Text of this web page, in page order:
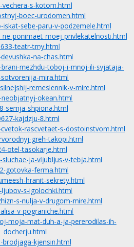
vechera-s-kotom.html
boec-urodomen.html
sebe-paru-v-podzemele.html
ponimaet-moej-privlekatelnosti.html
teatr-tmy.html
na-chas.html
mezhdu-toboj-i-mnoj-ili-svjataja-
mira.html
remeslennik-v-mire.html
okean.html
semja-shpiona.html
kajdzju-8.html
rascvetaet-s-dostoinstvom.html
greh-takopi.html
otel-tasokarje.html
ja-vljubljus-v-tebja.html
gotovka-ferma.html
hranit-sekrety.html
s-igolochki.html
s-nulja-v-drugom-mire.html
v-pograniche.html
moja-mat-duh-a-ja-pererodilas-ih-
docherju.html
brodjaga-kjensin.html